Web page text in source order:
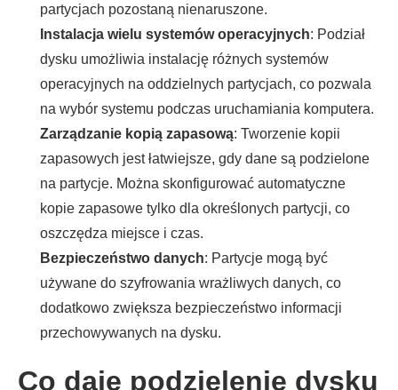
partycjach pozostaną nienaruszone.
Instalacja wielu systemów operacyjnych: Podział
dysku umożliwia instalację różnych systemów
operacyjnych na oddzielnych partycjach, co pozwala
na wybór systemu podczas uruchamiania komputera.
Zarządzanie kopią zapasową: Tworzenie kopii
zapasowych jest łatwiejsze, gdy dane są podzielone
na partycje. Można skonfigurować automatyczne
kopie zapasowe tylko dla określonych partycji, co
oszczędza miejsce i czas.
Bezpieczeństwo danych: Partycje mogą być
używane do szyfrowania wrażliwych danych, co
dodatkowo zwiększa bezpieczeństwo informacji
przechowywanych na dysku.
Co daje podzielenie dysku